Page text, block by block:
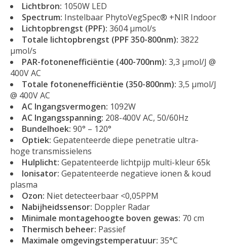
Lichtbron: 1050W LED
Spectrum: Instelbaar PhytoVegSpec® +NIR Indoor
Lichtopbrengst (PPF): 3604 µmol/s
Totale lichtopbrengst (PPF 350-800nm): 3822
µmol/s
PAR-fotonenefficiëntie (400-700nm): 3,3 µmol/J @
400V AC
Totale fotonenefficiëntie (350-800nm): 3,5 µmol/J
@ 400V AC
AC Ingangsvermogen: 1092W
AC Ingangsspanning: 208-400V AC, 50/60Hz
Bundelhoek: 90° – 120°
Optiek: Gepatenteerde diepe penetratie ultra-
hoge transmissielens
Hulplicht: Gepatenteerde lichtpijp multi-kleur 65k
Ionisator: Gepatenteerde negatieve ionen & koud
plasma
Ozon: Niet detecteerbaar <0,05PPM
Nabijheidssensor: Doppler Radar
Minimale montagehoogte boven gewas: 70 cm
Thermisch beheer: Passief
Maximale omgevingstemperatuur: 35°C